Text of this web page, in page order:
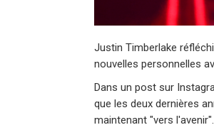
Justin Timberlake
nouvelles personnelles
Dans un post sur
que les deux dernières
maintenant "vers l'avenir".